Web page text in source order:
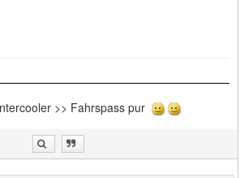
>> Fahrspass pur